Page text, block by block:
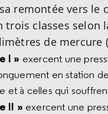
remontée vers le
trois classes selon
de mercure
I » exercent une
en station
et à celles qui
II » exercent une